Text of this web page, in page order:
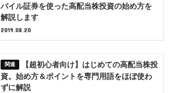
バイル証券を使った高配当株投資の始め方を
解説します
2019.08.20
【超初心者向け】はじめての高配当株投
資。始め方＆ポイントを専門用語をほぼ使わ
ずに解説